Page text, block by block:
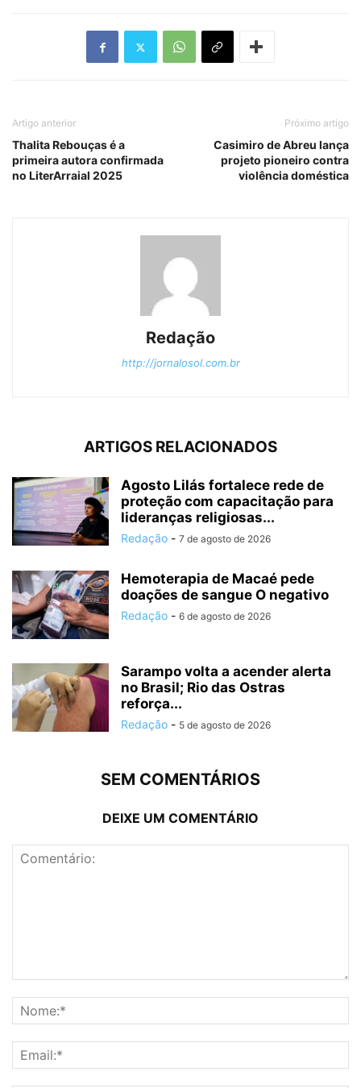
Artigo anterior
Thalita Rebouças é a
primeira autora confirmada
no LiterArraial 2025
Próximo artigo
Casimiro de Abreu lança
projeto pioneiro contra
violência doméstica
Redação
http://jornalosol.com.br
ARTIGOS RELACIONADOS
Agosto Lilás fortalece rede de
proteção com capacitação para
lideranças religiosas...
Redação - 7 de agosto de 2026
Hemoterapia de Macaé pede
doações de sangue O negativo
Redação - 6 de agosto de 2026
Sarampo volta a acender alerta
no Brasil; Rio das Ostras
reforça...
Redação - 5 de agosto de 2026
SEM COMENTÁRIOS
DEIXE UM COMENTÁRIO